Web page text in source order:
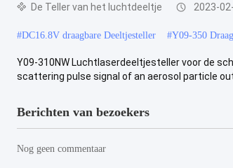
De Teller van het luchtdeeltje 2023-
#DC16.8V draagbare Deeltjesteller #Y09-350
Y09-310NW Luchtlaserdeeltjesteller voor de
scattering pulse signal of an aerosol particle
Berichten van bezoekers
Nog geen commentaar